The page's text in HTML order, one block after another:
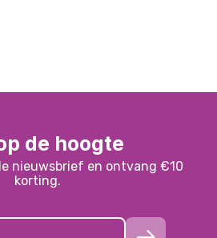
de hoogte
nieuwsbrief en ontvang €10
korting.